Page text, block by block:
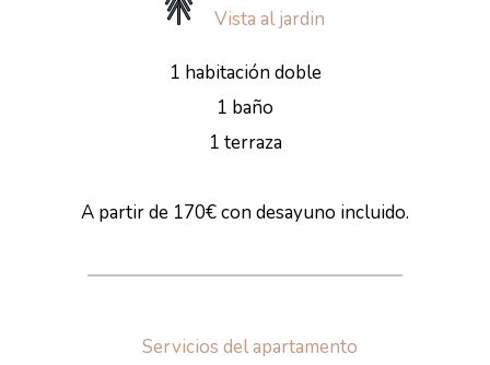
Vista al jardin
1 habitación doble
1 baño
1 terraza
A partir de 170€ con desayuno incluido.
Servicios del apartamento